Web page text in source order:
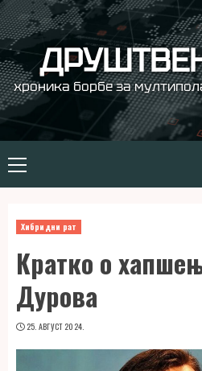
Skip
to
content
хроника борбе за
Primary
Menu
Хибридни рат
Кратко о
Дурова
25. АВГУСТ 2024.